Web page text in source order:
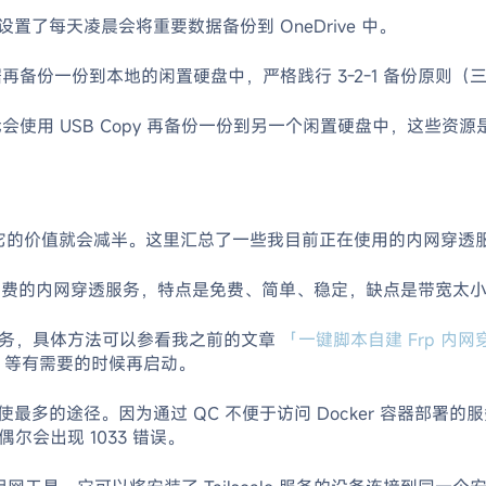
了每天凌晨会将重要数据备份到 OneDrive 中。
备份一份到本地的闲置硬盘中，严格践行 3-2-1 备份原则（
使用 USB Copy 再备份一份到另一个闲置硬盘中，这些资
价值就会减半。这里汇总了一些我目前正在使用的内网穿
的内网穿透服务，特点是免费、简单、稳定，缺点是带宽太
，具体方法可以参看我之前的文章
「一键脚本自建 Frp 内
有需要的时候再启动。
多的途径。因为通过 QC 不便于访问 Docker 容器部署的
会出现 1033 错误。